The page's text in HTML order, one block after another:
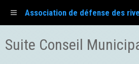
Suite Conseil